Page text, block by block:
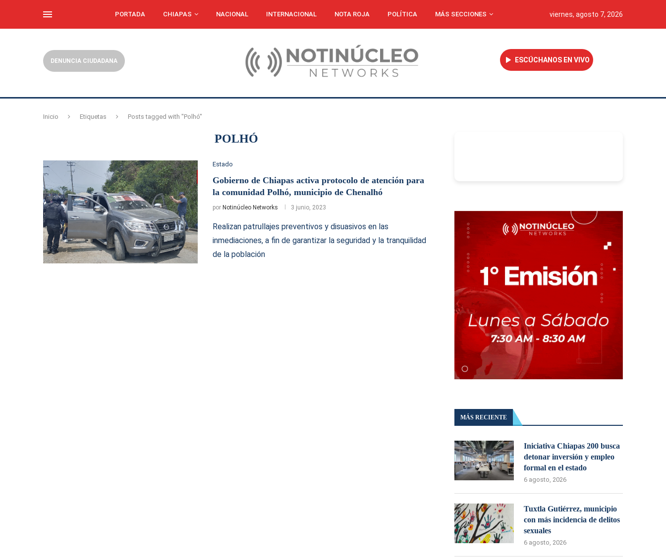
PORTADA CHIAPAS NACIONAL INTERNACIONAL NOTA ROJA POLÍTICA MÁS SECCIONES viernes, agosto 7, 2026
DENUNCIA CIUDADANA ESCÚCHANOS EN VIVO
Inicio Etiquetas Posts tagged with "Polhó"
POLHÓ
Estado
Gobierno de Chiapas activa protocolo de atención para
la comunidad Polhó, municipio de Chenalhó
por Notinúcleo Networks 3 junio, 2023
Realizan patrullajes preventivos y disuasivos en las
inmediaciones, a fin de garantizar la seguridad y la tranquilidad
de la población
MÁS RECIENTE
Iniciativa Chiapas 200 busca
detonar inversión y empleo
formal en el estado
6 agosto, 2026
Tuxtla Gutiérrez, municipio
con más incidencia de delitos
sexuales
6 agosto, 2026